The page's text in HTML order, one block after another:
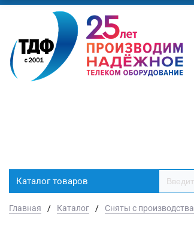
Каталог товаров
Главная / Каталог / Сняты с производства